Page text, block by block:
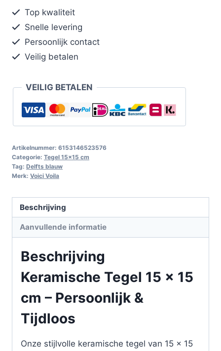
Top kwaliteit
Snelle levering
Persoonlijk contact
Veilig betalen
VEILIG BETALEN
Artikelnummer: 6153146523576
Categorie: Tegel 15x15 cm
Tag: Delfts blauw
Merk: Voici Voila
Beschrijving
Aanvullende informatie
Beschrijving
Keramische Tegel 15 x 15
cm – Persoonlijk &
Tijdloos
Onze stijlvolle keramische tegel van 15 x 15